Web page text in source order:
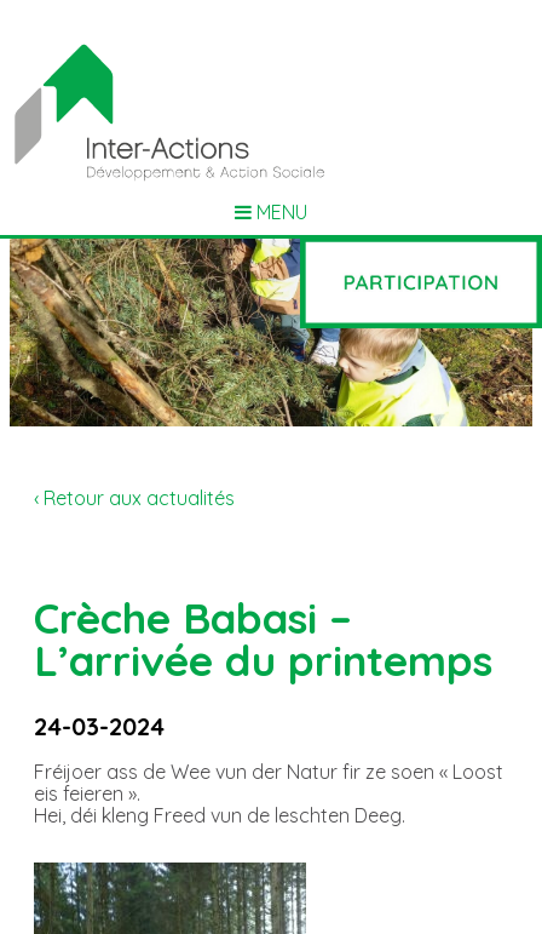
MENU
‹ Retour aux actualités
Crèche Babasi –
L’arrivée du printemps
24-03-2024
Fréijoer ass de Wee vun der Natur fir ze soen « Loost
eis feieren ».
Hei, déi kleng Freed vun de leschten Deeg.